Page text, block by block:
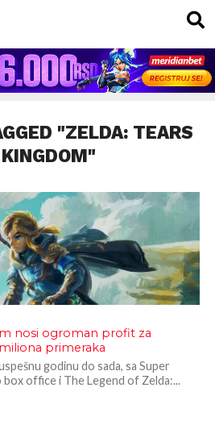
"ZELDA: TEARS
nosi ogroman profit za
primeraka
godinu do sada, sa Super
office i The Legend of Zelda:...